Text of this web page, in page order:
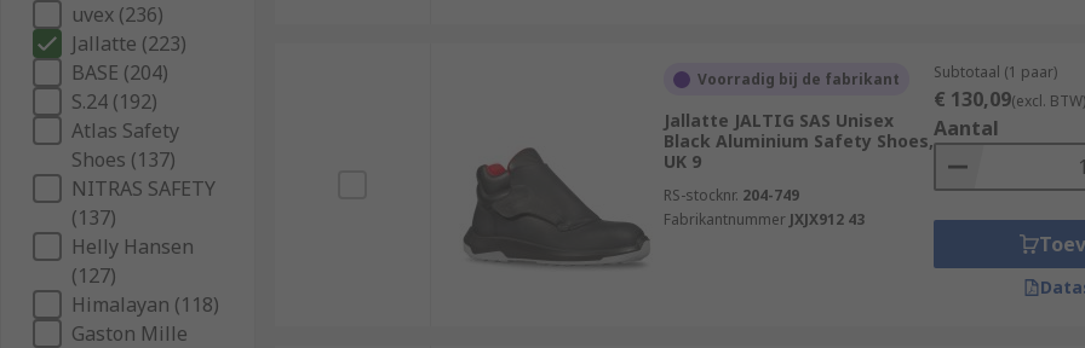
uvex (236)
Jallatte (223)
BASE (204)
S.24 (192)
Atlas Safety
Shoes (137)
NITRAS SAFETY
(137)
Helly Hansen
(127)
Himalayan (118)
Gaston Mille
Voorradig bij de fabrikant
Jallatte JALTIG SAS Unisex
Black Aluminium Safety Shoes,
UK 9
RS-stocknr. 204-749
Fabrikantnummer JXJX912 43
Subtotaal (1 paar)
€ 130,09(excl. BTW)
Aantal